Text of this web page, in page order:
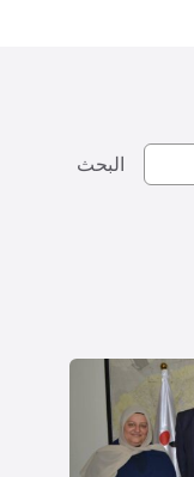
البحث